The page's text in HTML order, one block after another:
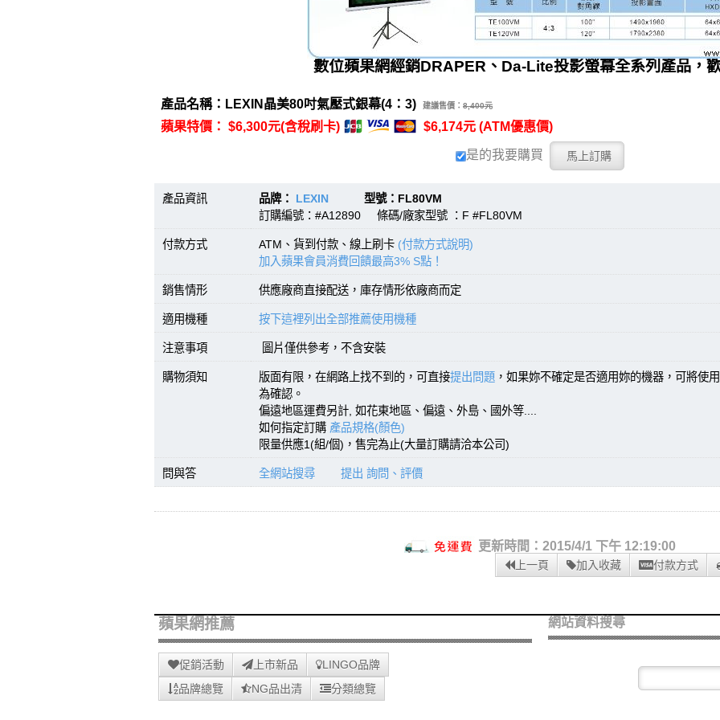
數位蘋果網經銷DRAPER、Da-Lite投影螢幕全系列產品，
產品名稱：LEXIN晶美80吋氣壓式銀幕(4：3) 建議售價： 8,400元
蘋果特價： $6,300元(含稅刷卡) $6,174元 (ATM優惠價)
是的我要購買
產品資訊 品牌： LEXIN 型號：FL80VM
訂購編號：#A12890 條碼/廠家型號 ：F #FL80VM
付款方式 ATM、貨到付款、線上刷卡 (付款方式說明)
加入蘋果會員消費回饋最高3% S點！
銷售情形 供應廠商直接配送，庫存情形依廠商而定
適用機種 按下這裡列出全部推薦使用機種
注意事項 圖片僅供參考，不含安裝
購物須知 版面有限，在網路上找不到的，可直接提出問題 ，如果妳不確定是否適用妳的機器，可將使
為確認。
偏遠地區運費另計, 如花東地區、偏遠、外島、國外等....
如何指定訂購 產品規格(顏色)
限量供應1(組/個)，售完為止(大量訂購請洽本公司)
問與答 全網站搜尋 提出 詢問、評價
更新時間：2015/4/1 下午 12:19:00
上一頁 加入收藏 付款方式
蘋果網推薦
促銷活動 上市新品
LINGO品牌
品牌總覽
NG品出清 分類總覽
網站資料搜尋